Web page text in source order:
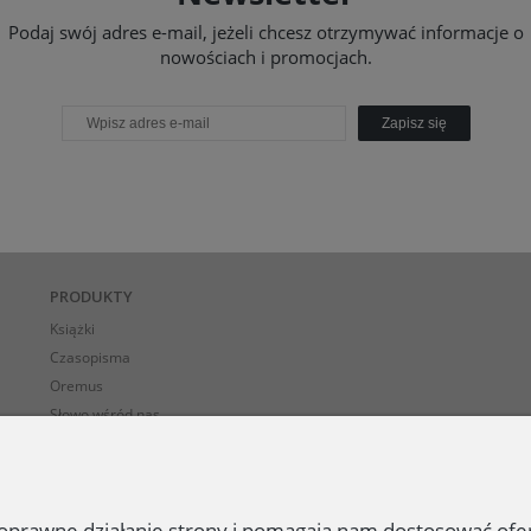
Podaj swój adres e-mail, jeżeli chcesz otrzymywać informacje o
nowościach i promocjach.
Zapisz się
PRODUKTY
Książki
Czasopisma
Oremus
Słowo wśród nas